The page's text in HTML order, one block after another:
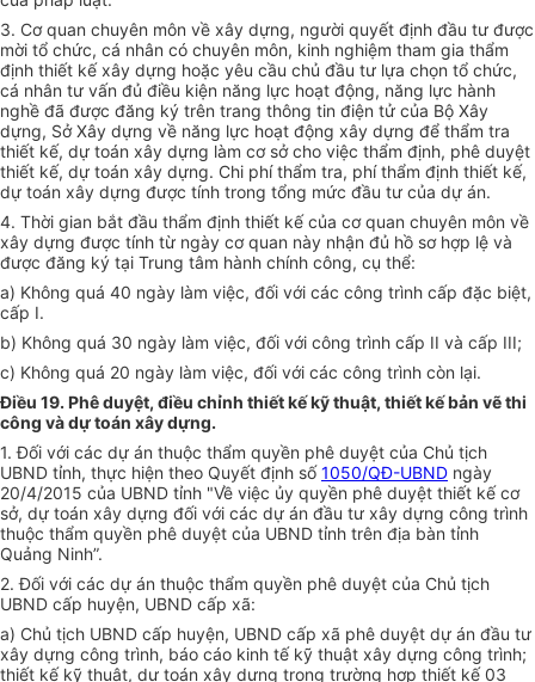
3. Cơ quan chuyên môn về xây dựng, người quyết định đầu tư được
mời tổ chức, cá nhân có chuyên môn, kinh nghiệm tham gia thẩm
định thiết kế xây dựng hoặc yêu cầu chủ đầu tư lựa chọn tổ chức,
cá nhân tư vấn đủ điều kiện năng lực hoạt động, năng lực hành
nghề đã được đăng ký trên trang thông tin điện tử của Bộ Xây
dựng, Sở Xây dựng về năng lực hoạt động xây dựng để thẩm tra
thiết kế, dự toán xây dựng làm cơ sở cho việc thẩm định, phê duyệt
thiết kế, dự toán xây dựng. Chi phí thẩm tra, phí thẩm định thiết kế,
dự toán xây dựng được tính trong tổng mức đầu tư của dự án.
4. Thời gian bắt đầu thẩm định thiết kế của cơ quan chuyên môn về
xây dựng được tính từ ngày cơ quan này nhận đủ hồ sơ hợp lệ và
được đăng ký tại Trung tâm hành chính công, cụ thể:
a) Không quá 40 ngày làm việc, đối với các công trình cấp đặc biệt,
cấp I.
b) Không quá 30 ngày làm việc, đối với công trình cấp II và cấp III;
c) Không quá 20 ngày làm việc, đối với các công trình còn lại.
Điều 19. Phê duyệt, điều chỉnh thiết kế kỹ thuật, thiết kế bản vẽ thi
công và dự toán xây dựng.
1.Đối với các dự án thuộc thẩm quyền phê duyệt của Chủ tịch
UBND tỉnh, thực hiện theo Quyết định số1050/QĐ-UBND ngày
20/4/2015 của UBND tỉnh "Về việc ủy quyền phê duyệt thiết kế cơ
sở, dự toán xây dựng đối với các dự án đầu tư xây dựng công trình
thuộc thẩm quyền phê duyệt của UBND tỉnh trên địa bàn tỉnh
Quảng Ninh”.
2. Đối với các dự án thuộc thẩm quyền phê duyệt của Chủ tịch
UBND cấp huyện, UBND cấp xã:
a) Chủ tịch UBND cấp huyện, UBND cấp xã phê duyệt dự án đầu tư
xây dựng công trình, báo cáo kinh tế kỹ thuật xây dựng công trình;
thiết kế kỹ thuật, dự toán xây dựng trong trường hợp thiết kế 03